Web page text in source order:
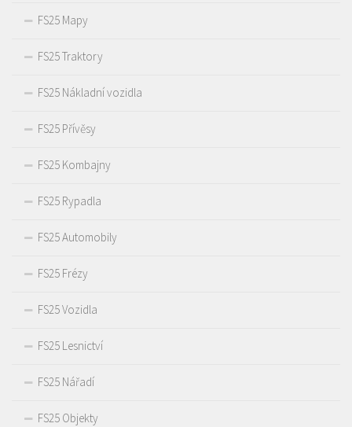
FS25 Mapy
FS25 Traktory
FS25 Nákladní vozidla
FS25 Přívěsy
FS25 Kombajny
FS25 Rypadla
FS25 Automobily
FS25 Frézy
FS25 Vozidla
FS25 Lesnictví
FS25 Nářadí
FS25 Objekty